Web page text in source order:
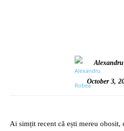
Alexandru
October 3,
Ai simțit recent că ești mereu obosit,